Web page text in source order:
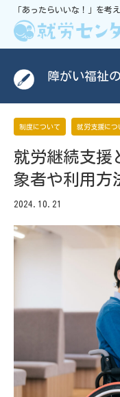
「あったらいいな！」を考
障がい福祉
制度について 就労支援につ
就労継続支援
象者や利用方
2024.10.21